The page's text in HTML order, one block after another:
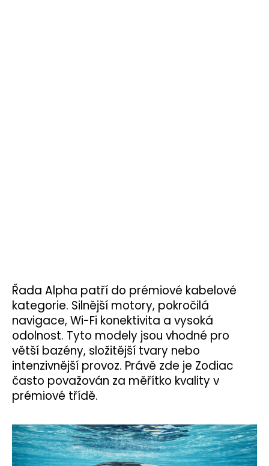
Řada Alpha patří do prémiové kabelové
kategorie. Silnější motory, pokročilá
navigace, Wi-Fi konektivita a vysoká
odolnost. Tyto modely jsou vhodné pro
větší bazény, složitější tvary nebo
intenzivnější provoz. Právě zde je Zodiac
často považován za měřítko kvality v
prémiové třídě.